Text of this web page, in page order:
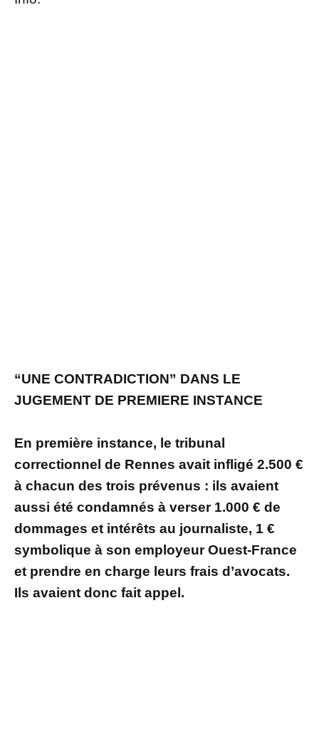
“UNE CONTRADICTION” DANS LE
JUGEMENT DE PREMIERE INSTANCE
En première instance, le tribunal
correctionnel de Rennes avait infligé 2.500 €
à chacun des trois prévenus : ils avaient
aussi été condamnés à verser 1.000 € de
dommages et intérêts au journaliste, 1 €
symbolique à son employeur Ouest-France
et prendre en charge leurs frais d’avocats.
Ils avaient donc fait appel.